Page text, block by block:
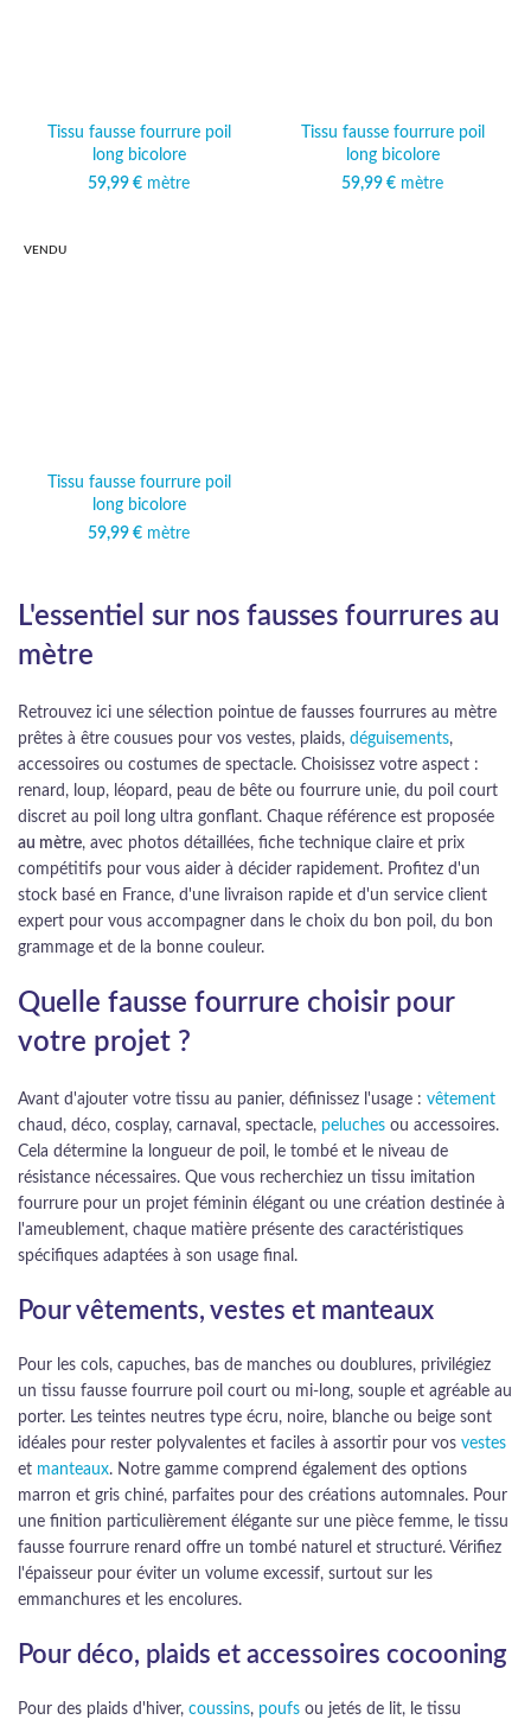
Tissu fausse fourrure poil
long bicolore
59,99 € mètre
Tissu fausse fourrure poil
long bicolore
59,99 € mètre
VENDU
Tissu fausse fourrure poil
long bicolore
59,99 € mètre
L'essentiel sur nos fausses fourrures au
mètre
Retrouvez ici une sélection pointue de fausses fourrures au mètre
prêtes à être cousues pour vos vestes, plaids, déguisements,
accessoires ou costumes de spectacle. Choisissez votre aspect :
renard, loup, léopard, peau de bête ou fourrure unie, du poil court
discret au poil long ultra gonflant. Chaque référence est proposée
au mètre, avec photos détaillées, fiche technique claire et prix
compétitifs pour vous aider à décider rapidement. Profitez d'un
stock basé en France, d'une livraison rapide et d'un service client
expert pour vous accompagner dans le choix du bon poil, du bon
grammage et de la bonne couleur.
Quelle fausse fourrure choisir pour
votre projet ?
Avant d'ajouter votre tissu au panier, définissez l'usage : vêtement
chaud, déco, cosplay, carnaval, spectacle, peluches ou accessoires.
Cela détermine la longueur de poil, le tombé et le niveau de
résistance nécessaires. Que vous recherchiez un tissu imitation
fourrure pour un projet féminin élégant ou une création destinée à
l'ameublement, chaque matière présente des caractéristiques
spécifiques adaptées à son usage final.
Pour vêtements, vestes et manteaux
Pour les cols, capuches, bas de manches ou doublures, privilégiez
un tissu fausse fourrure poil court ou mi-long, souple et agréable au
porter. Les teintes neutres type écru, noire, blanche ou beige sont
idéales pour rester polyvalentes et faciles à assortir pour vos vestes
et manteaux. Notre gamme comprend également des options
marron et gris chiné, parfaites pour des créations automnales. Pour
une finition particulièrement élégante sur une pièce femme, le tissu
fausse fourrure renard offre un tombé naturel et structuré. Vérifiez
l'épaisseur pour éviter un volume excessif, surtout sur les
emmanchures et les encolures.
Pour déco, plaids et accessoires cocooning
Pour des plaids d'hiver, coussins, poufs ou jetés de lit, le tissu